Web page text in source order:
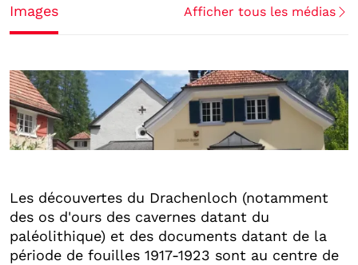
Images Afficher tous les médias
Les découvertes du Drachenloch (notamment
des os d'ours des cavernes datant du
paléolithique) et des documents datant de la
période de fouilles 1917-1923 sont au centre de